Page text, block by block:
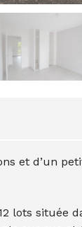
et d’un
lots située